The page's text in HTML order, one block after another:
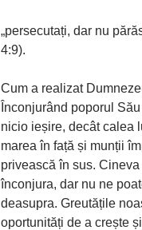
„persecutați, dar nu
4:9).
Cum a realizat
Înconjurând poporul
nicio ieșire, decât calea
marea în față și munții
privească în sus.
înconjura, dar nu ne
deasupra. Greutățile
oportunități de a crește